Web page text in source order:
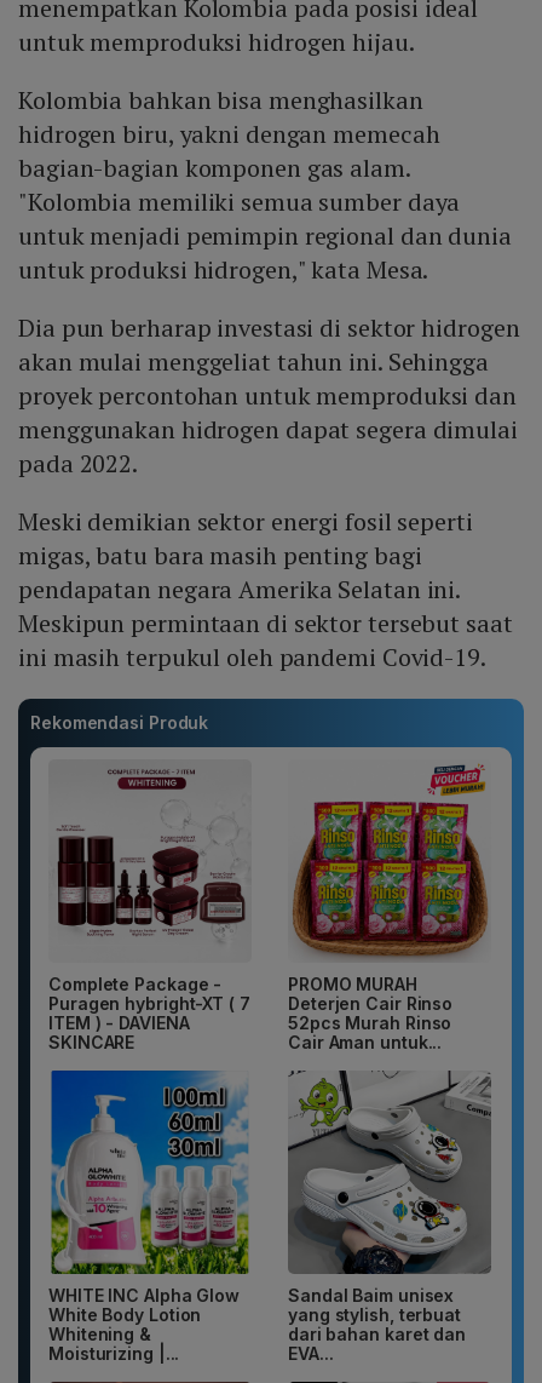
menempatkan Kolombia pada posisi ideal
untuk memproduksi hidrogen hijau.
Kolombia bahkan bisa menghasilkan
hidrogen biru, yakni dengan memecah
bagian-bagian komponen gas alam.
"Kolombia memiliki semua sumber daya
untuk menjadi pemimpin regional dan dunia
untuk produksi hidrogen," kata Mesa.
Dia pun berharap investasi di sektor hidrogen
akan mulai menggeliat tahun ini. Sehingga
proyek percontohan untuk memproduksi dan
menggunakan hidrogen dapat segera dimulai
pada 2022.
Meski demikian sektor energi fosil seperti
migas, batu bara masih penting bagi
pendapatan negara Amerika Selatan ini.
Meskipun permintaan di sektor tersebut saat
ini masih terpukul oleh pandemi Covid-19.
Rekomendasi Produk
Complete Package -
Puragen hybright-XT ( 7
ITEM ) - DAVIENA
SKINCARE
PROMO MURAH
Deterjen Cair Rinso
52pcs Murah Rinso
Cair Aman untuk...
WHITE INC Alpha Glow
White Body Lotion
Whitening &
Moisturizing |...
Sandal Baim unisex
yang stylish, terbuat
dari bahan karet dan
EVA...